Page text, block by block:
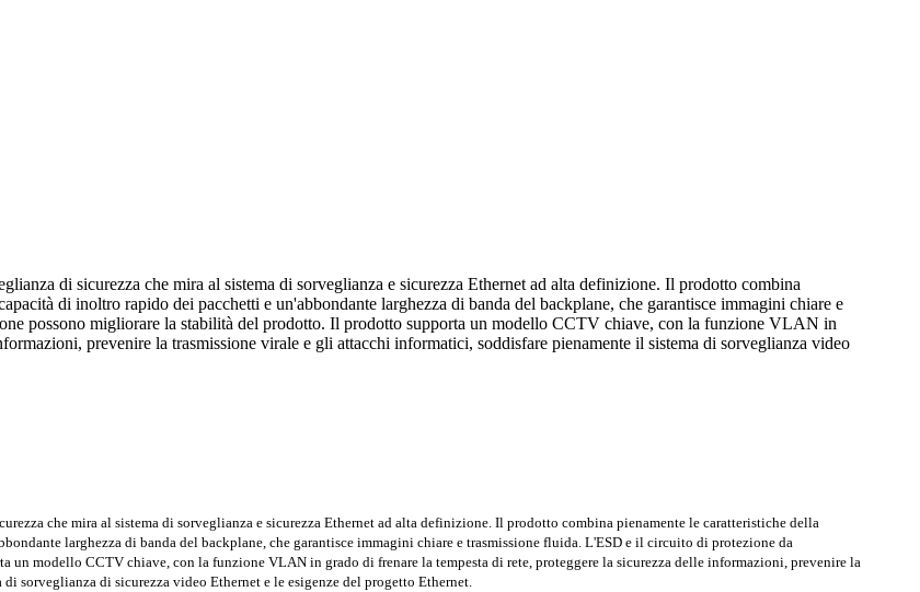
di sicurezza che mira al sistema di sorveglianza e sicurezza Ethernet ad alta definizione. Il prodotto combina
di inoltro rapido dei pacchetti e un'abbondante larghezza di banda del backplane, che garantisce immagini chiare e
possono migliorare la stabilità del prodotto. Il prodotto supporta un modello CCTV chiave, con la funzione VLAN in
prevenire la trasmissione virale e gli attacchi informatici, soddisfare pienamente il sistema di sorveglianza video
che mira al sistema di sorveglianza e sicurezza Ethernet ad alta definizione. Il prodotto combina pienamente le caratteristiche della
larghezza di banda del backplane, che garantisce immagini chiare e trasmissione fluida. L'ESD e il circuito di protezione da
modello CCTV chiave, con la funzione VLAN in grado di frenare la tempesta di rete, proteggere la sicurezza delle informazioni, prevenire la
sorveglianza di sicurezza video Ethernet e le esigenze del progetto Ethernet.